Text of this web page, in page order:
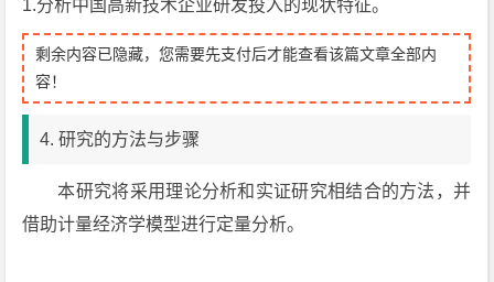
1.分析中国高新技术企业研发投入的现状特征。
剩余内容已隐藏，您需要先支付后才能查看该篇文章全部内
容！
4. 研究的方法与步骤
本研究将采用理论分析和实证研究相结合的方法，并
借助计量经济学模型进行定量分析。